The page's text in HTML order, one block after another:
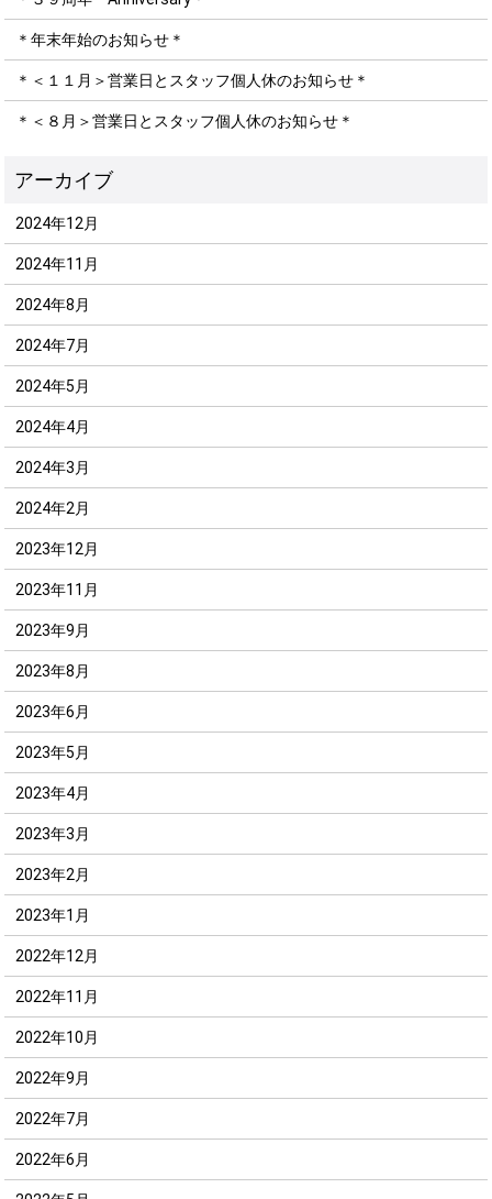
＊年末年始のお知らせ＊
＊＜１１月＞営業日とスタッフ個人休のお知らせ＊
＊＜８月＞営業日とスタッフ個人休のお知らせ＊
2024年12月
2024年11月
2024年8月
2024年7月
2024年5月
2024年4月
2024年3月
2024年2月
2023年12月
2023年11月
2023年9月
2023年8月
2023年6月
2023年5月
2023年4月
2023年3月
2023年2月
2023年1月
2022年12月
2022年11月
2022年10月
2022年9月
2022年7月
2022年6月